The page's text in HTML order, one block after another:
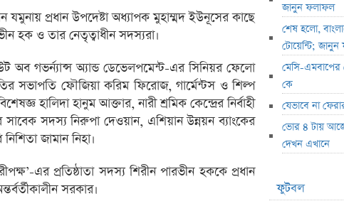
প্রধান উপদেষ্টা অধ্যাপক মুহাম্মদ ইউনূসের কাছে
হক ও তার নেতৃত্বাধীন সদস্যরা।
অব গভর্ন্যান্স অ্যান্ড ডেভেলপমেন্ট-এর সিনিয়র ফেলো
সভাপতি ফৌজিয়া করিম ফিরোজ, গার্মেন্টস ও শিল্প
হালিদা হানুম আক্তার, নারী শ্রমিক কেন্দ্রের নির্বাহী
সদস্য নিরুপা দেওয়ান, এশিয়ান উন্নয়ন ব্যাংকের
জামান নিহা।
এর প্রতিষ্ঠাতা সদস্য শিরীন পারভীন হককে প্রধান
সরকার।
জানুন ফলাফল
শেষ হলো,
টোয়েন্টি;
মেসি-
কে
যেভাবে না
ভোর ৪ টায়
দেখন এখানে
ফুটবল